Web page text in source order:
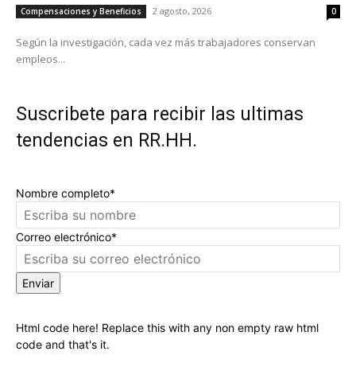
Compensaciones y Beneficios 2 agosto, 2026 0
Según la investigación, cada vez más trabajadores conservan
empleos...
Suscribete para recibir las ultimas
tendencias en RR.HH.
Nombre completo*
Correo electrónico*
Enviar
Html code here! Replace this with any non empty raw html
code and that's it.